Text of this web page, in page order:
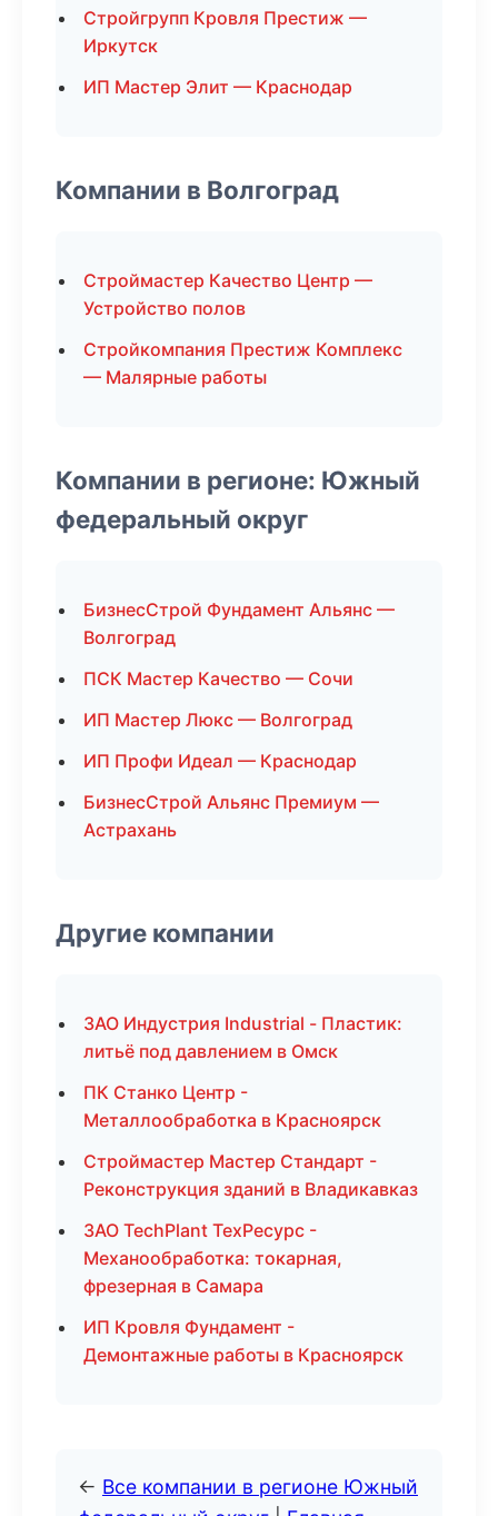
Стройгрупп Кровля Престиж —
Иркутск
ИП Мастер Элит — Краснодар
Компании в Волгоград
Строймастер Качество Центр —
Устройство полов
Стройкомпания Престиж Комплекс
— Малярные работы
Компании в регионе: Южный
федеральный округ
БизнесСтрой Фундамент Альянс —
Волгоград
ПСК Мастер Качество — Сочи
ИП Мастер Люкс — Волгоград
ИП Профи Идеал — Краснодар
БизнесСтрой Альянс Премиум —
Астрахань
Другие компании
ЗАО Индустрия Industrial - Пластик:
литьё под давлением в Омск
ПК Станко Центр -
Металлообработка в Красноярск
Строймастер Мастер Стандарт -
Реконструкция зданий в Владикавказ
ЗАО TechPlant ТехРесурс -
Механообработка: токарная,
фрезерная в Самара
ИП Кровля Фундамент -
Демонтажные работы в Красноярск
← Все компании в регионе Южный